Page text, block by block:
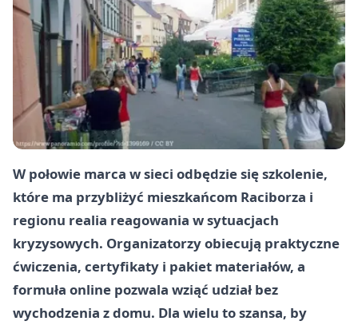
W połowie marca w sieci odbędzie się szkolenie,
które ma przybliżyć mieszkańcom Raciborza i
regionu realia reagowania w sytuacjach
kryzysowych. Organizatorzy obiecują praktyczne
ćwiczenia, certyfikaty i pakiet materiałów, a
formuła online pozwala wziąć udział bez
wychodzenia z domu. Dla wielu to szansa, by